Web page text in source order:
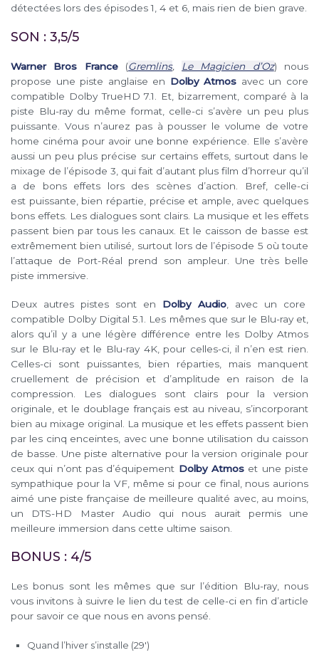
détectées lors des épisodes 1, 4 et 6, mais rien de bien grave.
SON : 3,5/5
Warner Bros France(Gremlins, Le Magicien d’Oz) nous
propose une piste anglaise en Dolby Atmos avec un core
compatible Dolby TrueHD 7.1. Et, bizarrement, comparé à la
piste Blu-ray du même format, celle-ci s’avère un peu plus
puissante. Vous n’aurez pas à pousser le volume de votre
home cinéma pour avoir une bonne expérience. Elle s’avère
aussi un peu plus précise sur certains effets, surtout dans le
mixage de l’épisode 3, qui fait d’autant plus film d’horreur qu’il
a de bons effets lors des scènes d’action. Bref, celle-ci
est puissante, bien répartie, précise et ample, avec quelques
bons effets. Les dialogues sont clairs. La musique et les effets
passent bien par tous les canaux. Et le caisson de basse est
extrêmement bien utilisé, surtout lors de l’épisode 5 où toute
l’attaque de Port-Réal prend son ampleur. Une très belle
piste immersive.
Deux autres pistes sont en Dolby Audio , avec un core
compatible Dolby Digital 5.1. Les mêmes que sur le Blu-ray et,
alors qu’il y a une légère différence entre les Dolby Atmos
sur le Blu-ray et le Blu-ray 4K, pour celles-ci, il n’en est rien.
Celles-ci sont puissantes, bien réparties, mais manquent
cruellement de précision et d’amplitude en raison de la
compression. Les dialogues sont clairs pour la version
originale, et le doublage français est au niveau, s’incorporant
bien au mixage original. La musique et les effets passent bien
par les cinq enceintes, avec une bonne utilisation du caisson
de basse. Une piste alternative pour la version originale pour
ceux qui n’ont pas d’équipement Dolby Atmos et une piste
sympathique pour la VF, même si pour ce final, nous aurions
aimé une piste française de meilleure qualité avec, au moins,
un DTS-HD Master Audio qui nous aurait permis une
meilleure immersion dans cette ultime saison.
BONUS : 4/5
Les bonus sont les mêmes que sur l’édition Blu-ray, nous
vous invitons à suivre le lien du test de celle-ci en fin d’article
pour savoir ce que nous en avons pensé.
Quand l’hiver s’installe (29′)